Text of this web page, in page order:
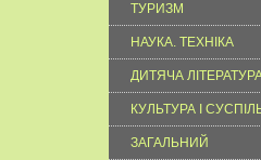
ТУРИЗМ
НАУКА. ТЕХНІКА
ДИТЯЧА
КУЛЬТУРА І
ЗАГАЛЬНИЙ